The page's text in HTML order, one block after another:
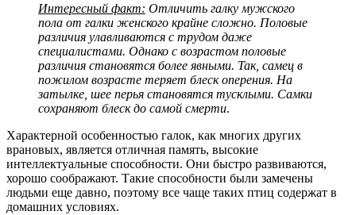
Интересный факт: Отличить галку мужского
пола от галки женского крайне сложно. Половые
различия улавливаются с трудом даже
специалистами. Однако с возрастом половые
различия становятся более явными. Так, самец в
пожилом возрасте теряет блеск оперения. На
затылке, шее перья становятся тусклыми. Самки
сохраняют блеск до самой смерти.
Характерной особенностью галок, как многих других
врановых, является отличная память, высокие
интеллектуальные способности. Они быстро развиваются,
хорошо соображают. Такие способности были замечены
людьми еще давно, поэтому все чаще таких птиц содержат в
домашних условиях.